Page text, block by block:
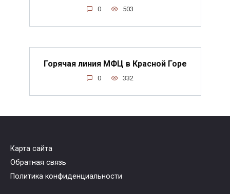
0 503
Горячая линия МФЦ в Красной Горе
0 332
Карта сайта
Обратная связь
Политика конфиденциальности